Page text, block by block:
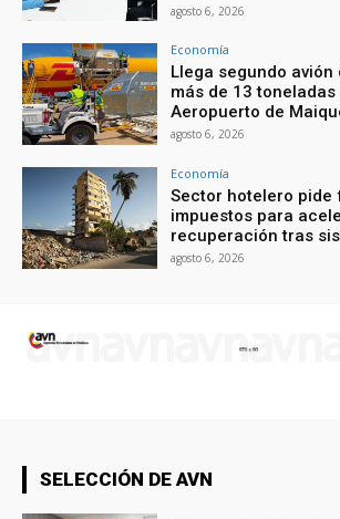
agosto 6, 2026
Economía
Llega segundo
más de 13
Aeropuerto de
agosto 6, 2026
Economía
Sector hotelero pide
impuestos para
recuperación tras
agosto 6, 2026
SELECCIÓN DE AVN